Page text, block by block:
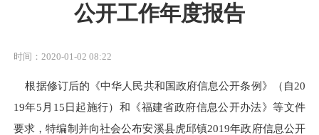
公开工作年度报告
时间：2020-01-02 08:22
根据修订后的《中华人民共和国政府信息公开条例》（自20
19年5 月 15日起施行）和《福建省政府信息公开办法》等文件
要求，特编制并向社会公布安溪县虎邱镇2019年政府信息公开